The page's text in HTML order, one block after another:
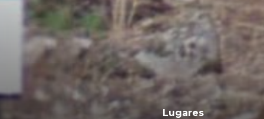
SABÍAS QUE...
Lugares